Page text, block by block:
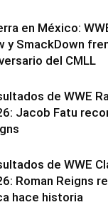
en México:
y SmackDown
del CMLL
de WWE
Jacob Fatu
de WWE
Roman Reigns
hace historia